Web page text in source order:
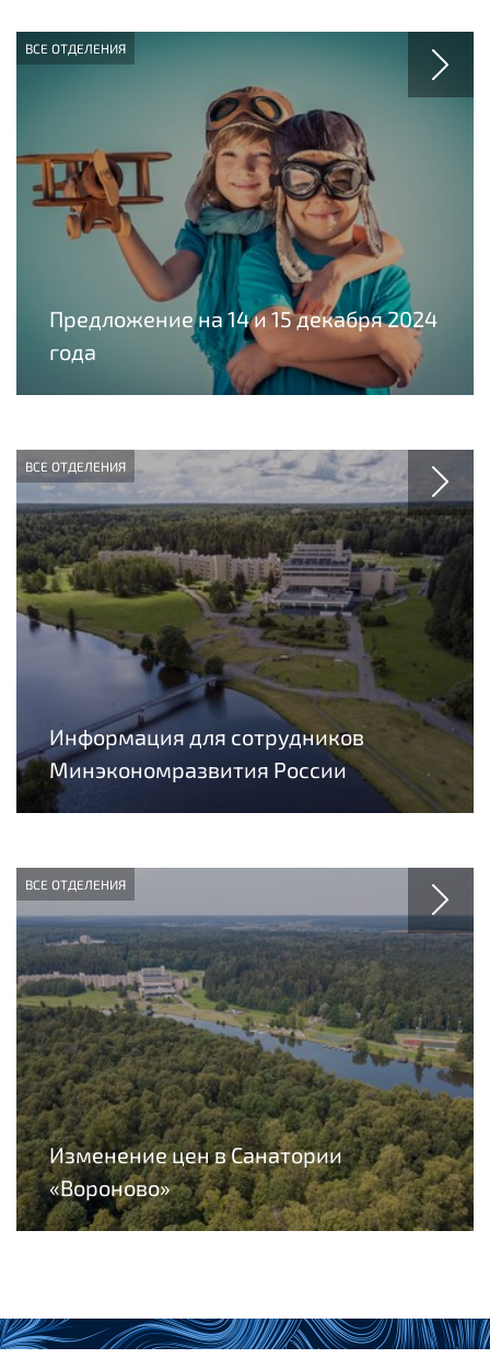
ВСЕ ОТДЕЛЕНИЯ
Предложение на 14 и 15 декабря 2024
года
ВСЕ ОТДЕЛЕНИЯ
Информация для сотрудников
Минэкономразвития России
ВСЕ ОТДЕЛЕНИЯ
Изменение цен в Санатории
«Вороново»